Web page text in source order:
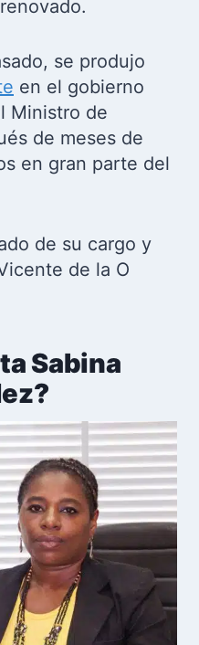
se produjo
en el gobierno
Ministro de
de meses de
en gran parte del
de su cargo y
de la O
Sabina